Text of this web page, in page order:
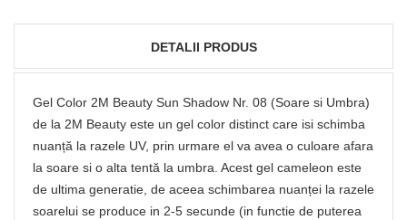
DETALII PRODUS
Gel Color 2M Beauty Sun Shadow Nr. 08 (Soare si Umbra)
de la 2M Beauty este un gel color distinct care isi schimba
nuanță la razele UV, prin urmare el va avea o culoare afara
la soare si o alta tentă la umbra. Acest gel cameleon este
de ultima generatie, de aceea schimbarea nuanței la razele
soarelui se produce in 2-5 secunde (in functie de puterea